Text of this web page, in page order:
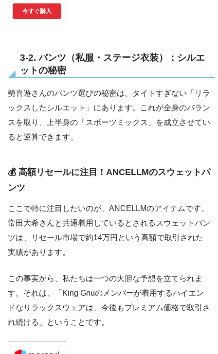
今すぐ購入
3-2. パンツ（私服・ステージ衣装）：シルエ
ットの秘密
勢喜遊さんのパンツ選びの秘密は、タイトすぎない「リラ
ックスしたシルエット」にあります。これが全身のバラン
スを取り、上半身の「スポーツミックス」を成立させてい
ると逆算できます。
💰 高額リセールに注目！ANCELLMのスウェットパ
ンツ
ここで特に注目したいのが、ANCELLMのアイテムです。
常田大希さんと共通着用しているとされるスウェットパン
ツは、リセール市場で約14万円という高額で取引された
実績があります。
この事実から、私たちは一つの大胆な予想を立てられま
す。それは、「King Gnuのメンバーが着用するハイエン
ドなリラックスウェアは、今後もプレミアム価格で取引さ
れ続ける」ということです。